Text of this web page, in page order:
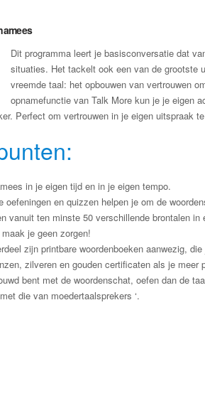
Dit programma leert je basisconversatie dat
situaties. Het tackelt ook een van de grootste
vreemde taal: het opbouwen van vertrouwen
opnamefunctie van Talk More kun je je eigen
Perfect om vertrouwen in je eigen uitspraak
in je eigen tijd en in je eigen tempo.
oefeningen en quizzen helpen je om de
vanuit ten minste 50 verschillende brontalen
je geen zorgen!
zijn printbare woordenboeken aanwezig,
zilveren en gouden certificaten als je meer
bent met de woordenschat, oefen dan de
die van moedertaalsprekers ‘.